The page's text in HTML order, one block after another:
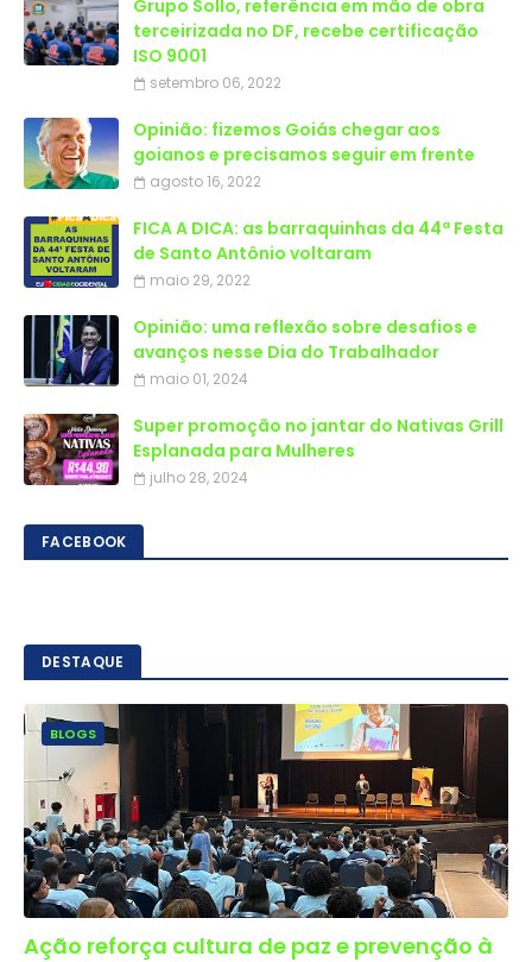
Grupo Sollo, referência em mão de obra
terceirizada no DF, recebe certificação
ISO 9001
setembro 06, 2022
Opinião: fizemos Goiás chegar aos
goianos e precisamos seguir em frente
agosto 16, 2022
FICA A DICA: as barraquinhas da 44ª Festa
de Santo Antônio voltaram
maio 29, 2022
Opinião: uma reflexão sobre desafios e
avanços nesse Dia do Trabalhador
maio 01, 2024
Super promoção no jantar do Nativas Grill
Esplanada para Mulheres
julho 28, 2024
FACEBOOK
DESTAQUE
BLOGS
Ação reforça cultura de paz e prevenção à